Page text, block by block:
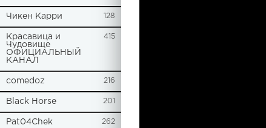
Чикен Карри 128
Красавица и
Чудовище
ОФИЦИАЛЬНЫЙ
КАНАЛ
415
comedoz 216
Black Horse 201
Pat04Chek 262